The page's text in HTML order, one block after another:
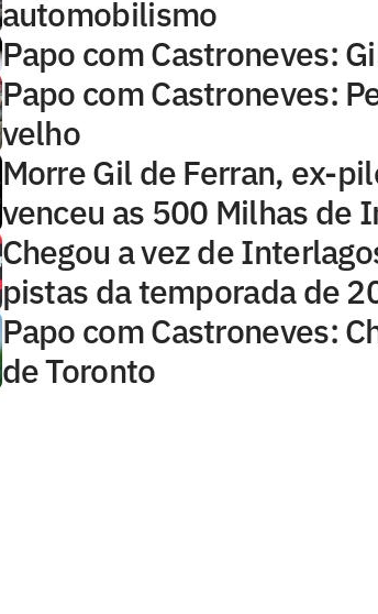
automobilismo
Papo com Castroneves:
Papo com Castroneves:
velho
Morre Gil de Ferran, ex-
venceu as 500 Milhas de
Chegou a vez de
pistas da temporada de
Papo com Castroneves:
de Toronto